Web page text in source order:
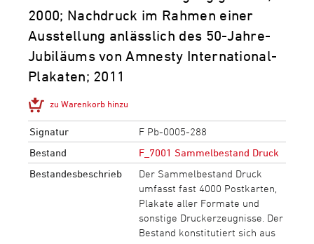
2000; Nachdruck im Rahmen einer
Ausstellung anlässlich des 50-Jahre-
Jubiläums von Amnesty International-
Plakaten; 2011
zu Warenkorb hinzu
Signatur
F Pb-0005-288
Bestand
F_7001 Sammelbestand Druck
Bestandesbeschrieb
Der Sammelbestand Druck
umfasst fast 4000 Postkarten,
Plakate aller Formate und
sonstige Druckerzeugnisse. Der
Bestand konstitutiert sich aus